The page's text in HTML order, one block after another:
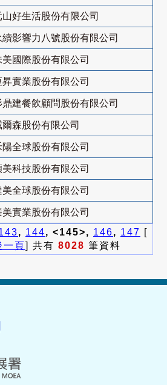
山好生活股份有限公司
續影響力八號股份有限公司
美國際股份有限公司
昇實業股份有限公司
鼎建餐飲顧問股份有限公司
爾森股份有限公司
陽全球股份有限公司
美科技股份有限公司
美全球股份有限公司
美實業股份有限公司
, 144, <145>, 146, 147 [
一頁] 共有 8028 筆資料